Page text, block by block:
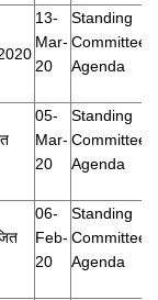
13-
Mar-
20
Standing
Committee
Agenda
05-
Mar-
20
Standing
Committee
Agenda
06-
Feb-
20
Standing
Committee
Agenda